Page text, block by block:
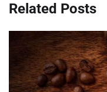
Related Posts